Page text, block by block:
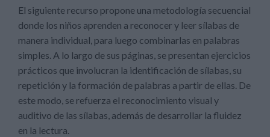
El siguiente recurso propone una metodología secuencial
donde los niños aprenden a reconocer y leer sílabas de
manera individual, para luego combinarlas en palabras
simples. A lo largo de sus páginas, se presentan ejercicios
prácticos que involucran la identificación de sílabas, su
repetición y la formación de palabras a partir de ellas. De
este modo, se refuerza el reconocimiento visual y
auditivo de las sílabas, además de desarrollar la fluidez
en la lectura.